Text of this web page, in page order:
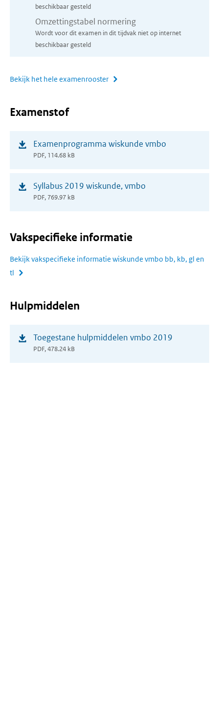
beschikbaar gesteld
Omzettingstabel normering
Wordt voor dit examen in dit tijdvak niet op internet
beschikbaar gesteld
Bekijk het hele examenrooster
Examenstof
Examenprogramma wiskunde vmbo
PDF, 114.68 kB
Syllabus 2019 wiskunde, vmbo
PDF, 769.97 kB
Vakspecifieke informatie
Bekijk vakspecifieke informatie wiskunde vmbo bb, kb, gl en
tl
Hulpmiddelen
Toegestane hulpmiddelen vmbo 2019
PDF, 478.24 kB